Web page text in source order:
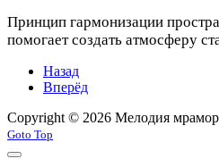
Принцип гармонизации
помогает создать атмосферу
Назад
Вперёд
Copyright © 2026 Мелодия
Goto Top